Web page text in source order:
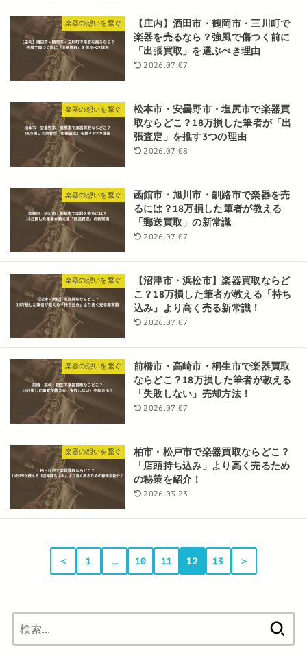
楽器の想いを繋ぐ
【庄内】酒田市・鶴岡市・三川町で
楽器を売るなら？強風で傷つく前に
「出張買取」を選ぶべき理由
2026.07.07
楽器の想いを繋ぐ
松本市・安曇野市・塩尻市で楽器買
取ならどこ？18万損した筆者が「出
張査定」を推す3つの理由
2026.07.08
楽器の想いを繋ぐ
函館市・旭川市・釧路市で楽器を売
るには？18万損した筆者が教える
「郵送買取」の新常識
2026.07.07
楽器の想いを繋ぐ
【沼津市・浜松市】楽器買取ならど
こ？18万損した筆者が教える「持ち
込み」より高く売る新常識！
2026.07.07
楽器の想いを繋ぐ
前橋市・高崎市・桐生市で楽器買取
ならどこ？18万損した筆者が教える
「失敗しない」売却方法！
2026.07.07
楽器の想いを繋ぐ
柏市・松戸市で楽器買取ならどこ？
「店頭持ち込み」より高く売るため
の秘策を紹介！
2026.03.23
＜ 1 … 10 11 12 13 ＞